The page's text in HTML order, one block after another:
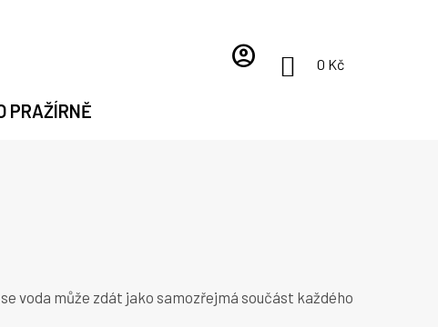
account_circle
NÁKUPNÍ
0 Kč
PRAŽÍRNĚ
voda může zdát jako samozřejmá součást každého